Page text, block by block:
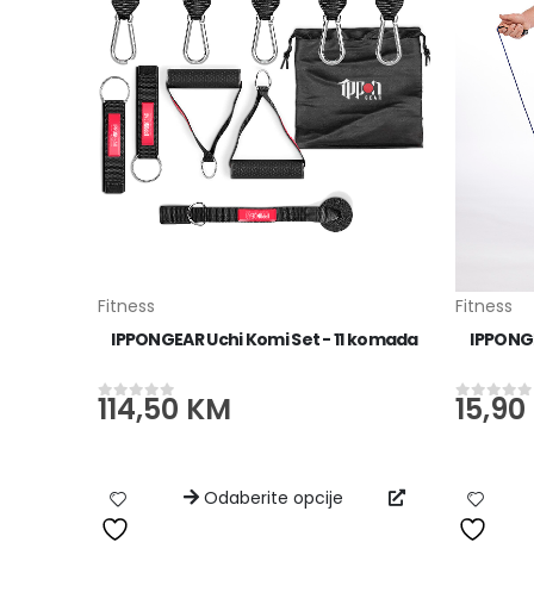
Fitness
IPPONGEAR Uchi Komi Set - 11 komada
od 5
114,50 KM
Odaberite opcije
Fitness
od 5
15,90